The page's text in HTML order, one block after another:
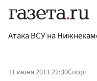
Атака ВСУ на
11 июня 2011 22:30Спорт